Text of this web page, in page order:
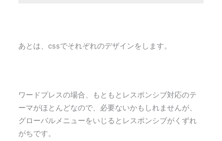
あとは、cssでそれぞれのデザインをします。
ワードプレスの場合、もともとレスポンシブ対応のテ
ーマがほとんどなので、必要ないかもしれませんが、
グローバルメニューをいじるとレスポンシブがくずれ
がちです。